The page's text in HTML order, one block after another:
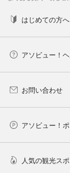
はじめての方へ
アソビュー！
お問い合わせ
アソビュー！
人気の観光ス